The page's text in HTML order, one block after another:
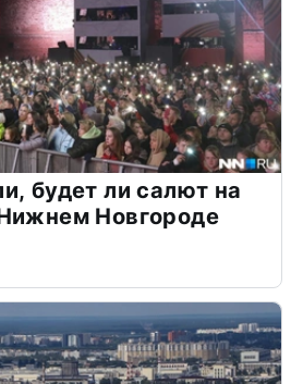
будет ли салют на
Новгороде